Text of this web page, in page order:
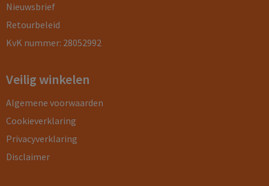
Nieuwsbrief
Retourbeleid
KvK nummer: 28052992
Veilig winkelen
Algemene voorwaarden
Cookieverklaring
Privacyverklaring
Disclaimer